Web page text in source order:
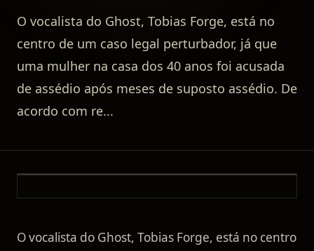
O vocalista do Ghost, Tobias Forge, está no
centro de um caso legal perturbador, já que
uma mulher na casa dos 40 anos foi acusada
de assédio após meses de suposto assédio. De
acordo com re...
O vocalista do Ghost, Tobias Forge, está no centro